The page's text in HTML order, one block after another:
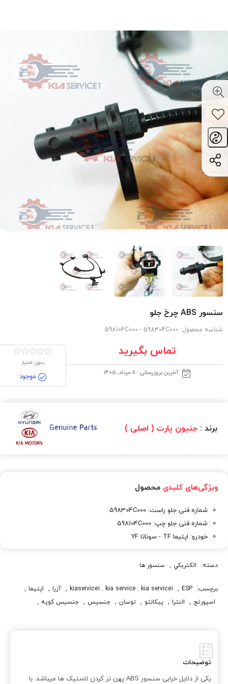
سنسور ABS چرخ جلو
شناسه محصول: 598104C000 - 598304C000
تماس بگیرید
آخرین بروزرسانی : 11 مرداد, 1405
بدون امتیاز
موجود
برند :جنیون پارت ( اصلی )
ویژگی‌های کلیدی محصول
شماره فنی جلو راست: 598304C000
شماره فنی جلو چپ: 598104C000
خودرو: اپتیما TF - سوناتا YF
دسته: الکتريکي , سنسور ها
برچسب: ESP
,
kiaservice1 . kia service . kia service1
, آزرا , اپتيما ,
اسپورتج , النترا , پيکانتو , توسان , جنسيس , جنسيس کوپه ,
فروش سنسور ABS اپتيما
قيمت سنسور ABS
قيمت سنسور ABS اپتيما 2015
کيا پيکانتو , کيا سراتو , کيا سرويس , کيا سرويس 1 , کيا سرويس وان
توضیحات
یکی از دلایل خرابی سنسور ABS پهن تر کردن لاستیک ها میباشد. با